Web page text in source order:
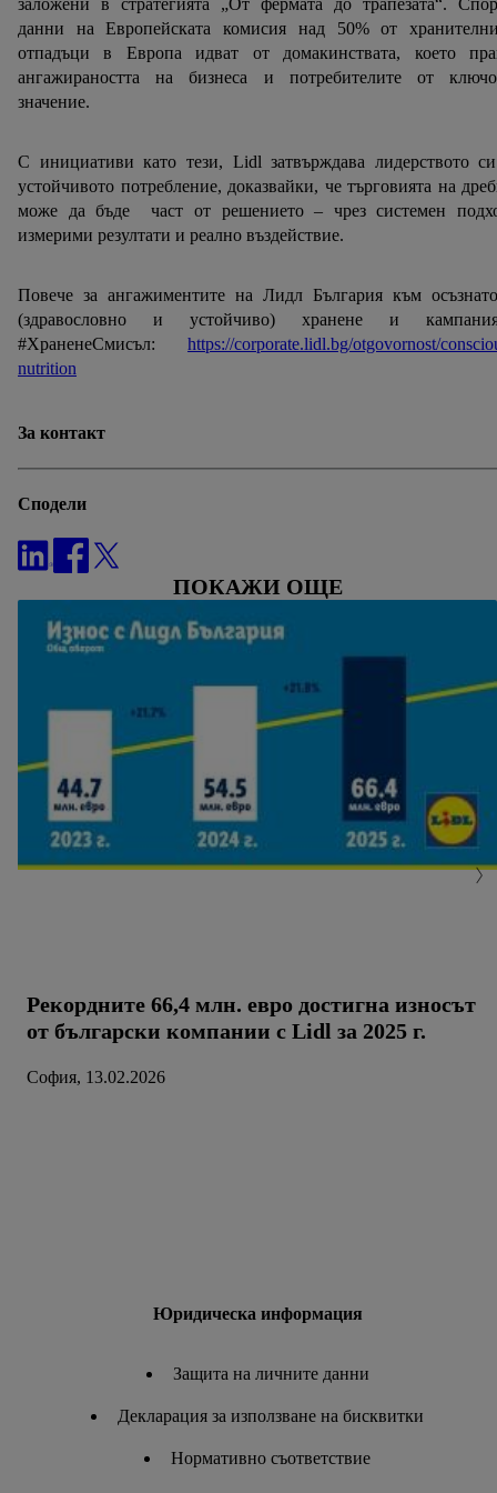
заложени в стратегията „От фермата до трапезата“.
данни на Европейската комисия над 50% от
отпадъци в Европа идват от домакинствата, което
ангажираността на бизнеса и потребителите от
значение.
С инициативи като тези, Lidl затвърждава лидерството
устойчивото потребление, доказвайки, че търговията на
може да бъде част от решението – чрез системен
измерими резултати и реално въздействие.
Повече за ангажиментите на Лидл България към
(здравословно и устойчиво) хранене и
#ХраненеСмисъл: https://corporate.lidl.bg/otgovornost/
nutrition
За контакт
Сподели
ПОКАЖИ ОЩЕ
Рекордните 66,4 млн. евро достигна износът
от български компании с Lidl за 2025 г.
София, 13.02.2026
Юридическа информация
Защита на личните данни
Декларация за използване на бисквитки
Нормативно съответствие
С натискане на бутона "Отхвърли" можете да разрешите
само използването на необходимите технологии. С
натискане на "Съгласен" давате съгласието си за
обработване за всички горепосочени цели.
съхранение на данните и правото Ви да оттеглите
съгласието си по всяко време с действие за в бъдеще,
можете да намерите в нашатаполитика за
поверителност.Можете да намерите правната